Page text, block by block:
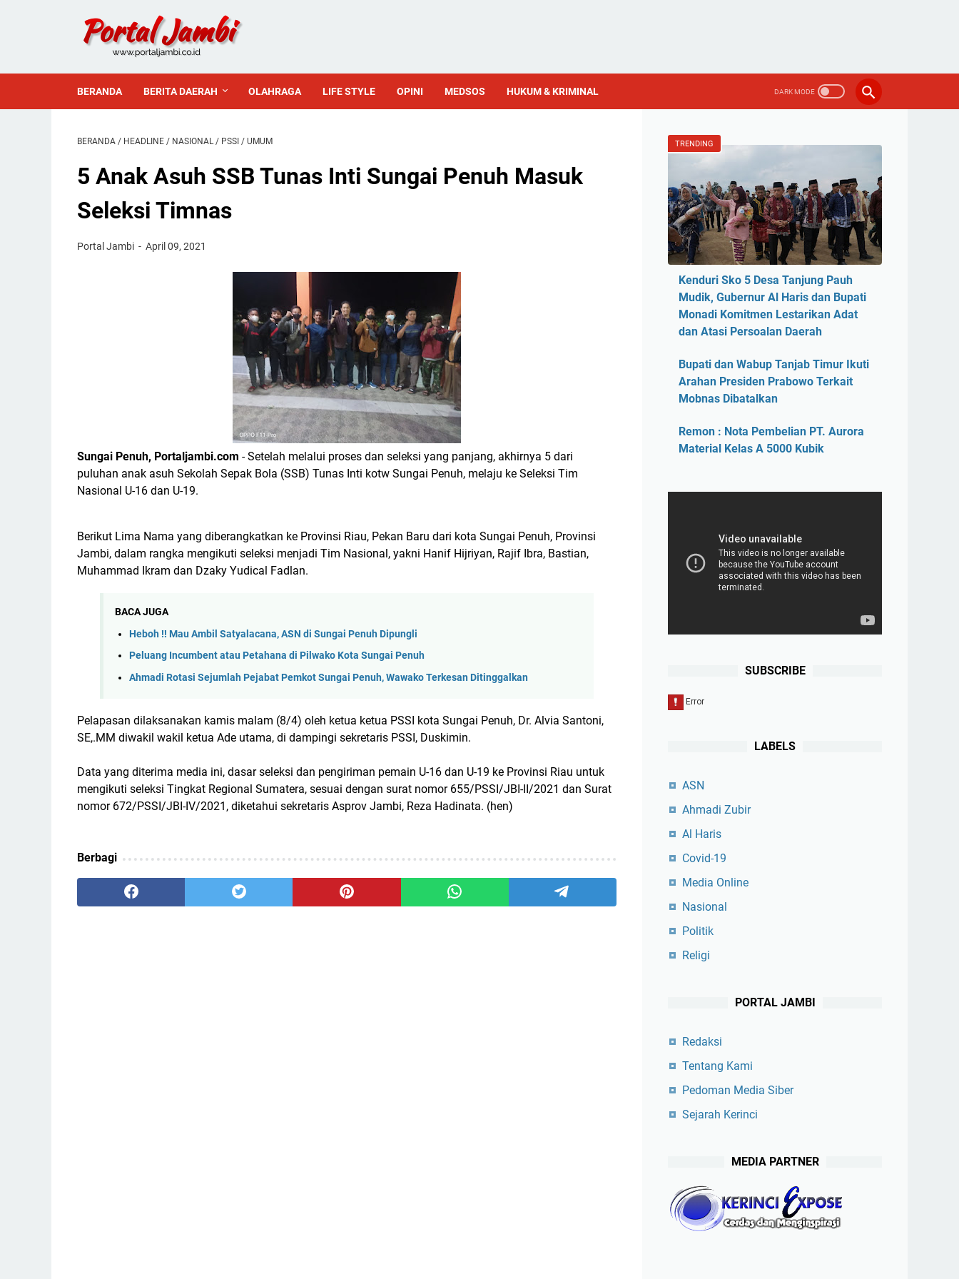
BERANDA BERITA DAERAH OLAHRAGA LIFE STYLE OPINI MEDSOS HUKUM & KRIMINAL
BERANDA / HEADLINE / NASIONAL / PSSI / UMUM
5 Anak Asuh SSB Tunas Inti Sungai Penuh Masuk
Seleksi Timnas
Portal Jambi April 09, 2021
Sungai Penuh, Portaljambi.com - Setelah melalui proses dan seleksi yang panjang, akhirnya 5 dari
puluhan anak asuh Sekolah Sepak Bola (SSB) Tunas Inti kotw Sungai Penuh, melaju ke Seleksi Tim
Nasional U-16 dan U-19.
Berikut Lima Nama yang diberangkatkan ke Provinsi Riau, Pekan Baru dari kota Sungai Penuh, Provinsi
Jambi, dalam rangka mengikuti seleksi menjadi Tim Nasional, yakni Hanif Hijriyan, Rajif Ibra, Bastian,
Muhammad Ikram dan Dzaky Yudical Fadlan.
BACA JUGA
Heboh !! Mau Ambil Satyalacana, ASN di Sungai Penuh Dipungli
Peluang Incumbent atau Petahana di Pilwako Kota Sungai Penuh
Ahmadi Rotasi Sejumlah Pejabat Pemkot Sungai Penuh, Wawako Terkesan Ditinggalkan
Pelapasan dilaksanakan kamis malam (8/4) oleh ketua ketua PSSI kota Sungai Penuh, Dr. Alvia Santoni,
SE,.MM diwakil wakil ketua Ade utama, di dampingi sekretaris PSSI, Duskimin.
Data yang diterima media ini, dasar seleksi dan pengiriman pemain U-16 dan U-19 ke Provinsi Riau untuk
mengikuti seleksi Tingkat Regional Sumatera, sesuai dengan surat nomor 655/PSSI/JBI-II/2021 dan Surat
nomor 672/PSSI/JBI-IV/2021, diketahui sekretaris Asprov Jambi, Reza Hadinata. (hen)
Berbagi
TRENDING
Kenduri Sko 5 Desa Tanjung Pauh
Mudik, Gubernur Al Haris dan Bupati
Monadi Komitmen Lestarikan Adat
dan Atasi Persoalan Daerah
Bupati dan Wabup Tanjab Timur Ikuti
Arahan Presiden Prabowo Terkait
Mobnas Dibatalkan
Remon : Nota Pembelian PT. Aurora
Material Kelas A 5000 Kubik
SUBSCRIBE
LABELS
ASN
Ahmadi Zubir
Al Haris
Covid-19
Media Online
Nasional
Politik
Religi
PORTAL JAMBI
Redaksi
Tentang Kami
Pedoman Media Siber
Sejarah Kerinci
MEDIA PARTNER